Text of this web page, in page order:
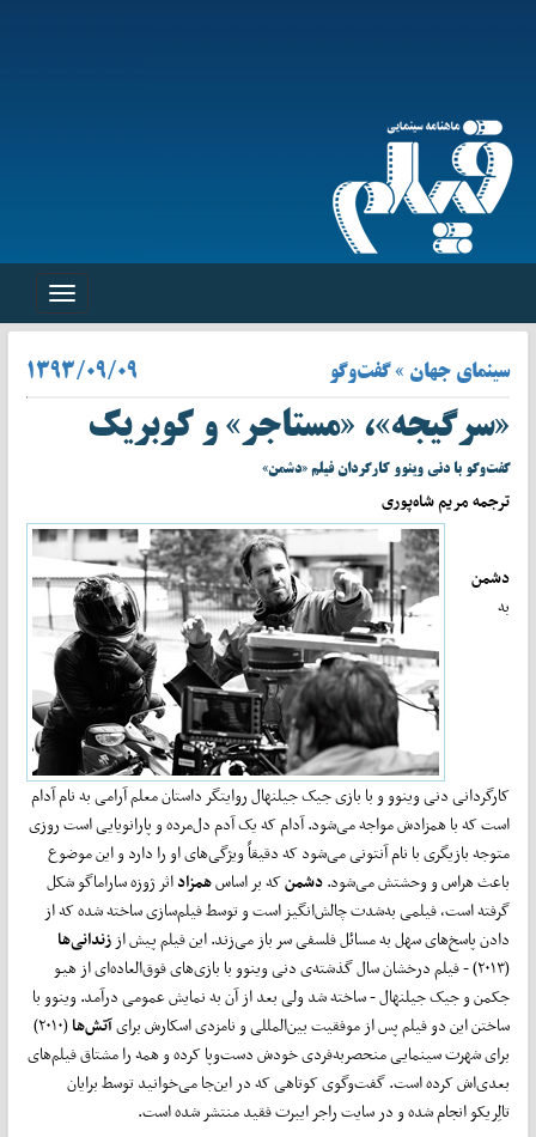
Toggle
سینمای جهان » گفت‌وگو ۱۳۹۳/۰۹/۰۹
«سرگیجه»، «مستاجر» و کوبریک
گفت‌و‌گو با دنی وینوو کارگردان فیلم «دشمن»
ترجمه مریم شاه‌پوری
دشمن
به
کارگردانی دنی وینوو و با بازی جیک جیلنهال روایتگر داستان معلم آرامی به نام آدام
است که با همزادش مواجه می‌شود. آدام که یک آدم دل‌مرده و پارانویایی است روزی
متوجه بازیگری با نام آنتونی می‌شود که دقیقاً ویژگی‌های او را دارد و این موضوع
باعث هراس و وحشتش می‌شود.دشمنکه بر اساسهمزاداثر ژوزه ساراماگو شکل
گرفته است، فیلمی به‌شدت چالش‌انگیز است و توسط فیلم‌سازی ساخته شده که از
دادن پاسخ‌های سهل به مسائل فلسفی سر باز می‌زند. این فیلم پیش از زندانی‌ها
(۲۰۱۳) - فیلم درخشان سال گذشته‌ی دنی وینوو با بازی‌های فوق‌العاده‌ای از هیو
جکمن و جیک جیلنهال - ساخته شد ولی بعد از آن به نمایش عمومی درآمد. وینوو با
ساختن این دو فیلم پس از موفقیت بین‌المللی و نامزدی اسکارش برایآتش‌ها
(۲۰۱۰)
برای شهرت سینمایی منحصربه‌فردی خودش دست‌وپا کرده و همه را مشتاق فیلم‌های
بعدی‌اش کرده است. گفت‌وگوی کوتاهی که در این‌جا می‌خوانید توسط برایان
تالِریکو انجام شده و در سایت راجر ایبرت فقید منتشر شده است.